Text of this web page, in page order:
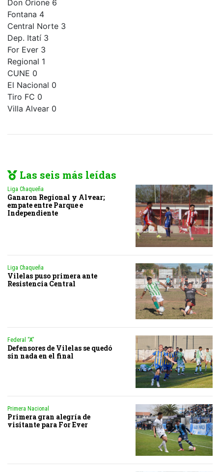
Don Orione 6
Fontana 4
Central Norte 3
Dep. Itatí 3
For Ever 3
Regional 1
CUNE 0
El Nacional 0
Tiro FC 0
Villa Alvear 0
Las seis más leídas
Liga Chaqueña
Ganaron Regional y Alvear;
empate entre Parque e
Independiente
Liga Chaqueña
Vilelas puso primera ante
Resistencia Central
Federal “A”
Defensores de Vilelas se quedó
sin nada en el final
Primera Nacional
Primera gran alegría de
visitante para For Ever